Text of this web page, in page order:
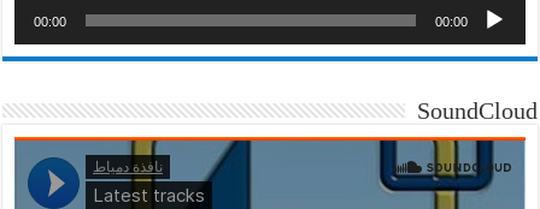
00:00
00:00
SoundCloud